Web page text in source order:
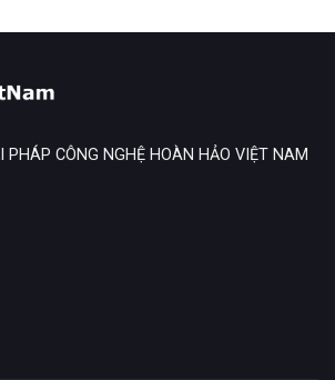
PHÁP CÔNG NGHỆ HOÀN HẢO VIỆT NAM